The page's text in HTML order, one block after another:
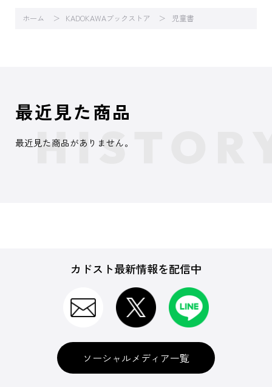
ホーム KADOKAWAブックストア 児童書
最近見た商品
最近見た商品がありません。
カドスト最新情報を配信中
ソーシャルメディア一覧